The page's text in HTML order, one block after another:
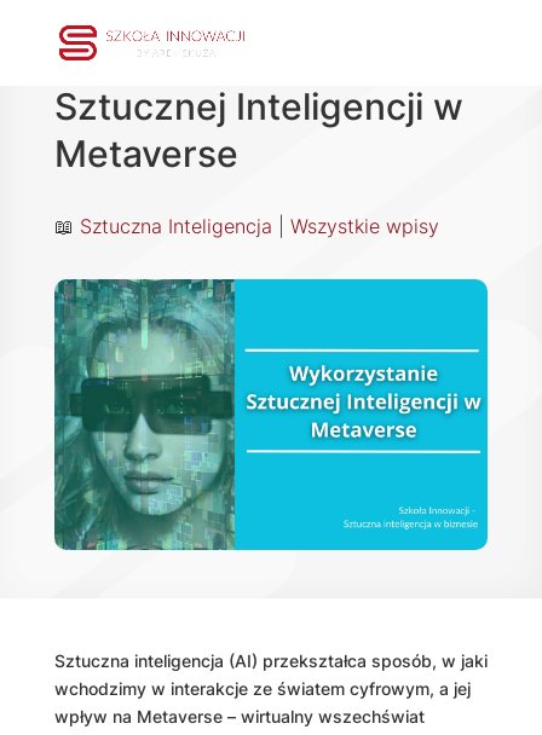
Wykorzystanie
Sztucznej Inteligencji w
Metaverse
📖 Sztuczna Inteligencja Wszystkie wpisy
Sztuczna inteligencja (AI) przekształca sposób, w jaki
wchodzimy w interakcje ze światem cyfrowym, a jej
wpływ na Metaverse – wirtualny wszechświat